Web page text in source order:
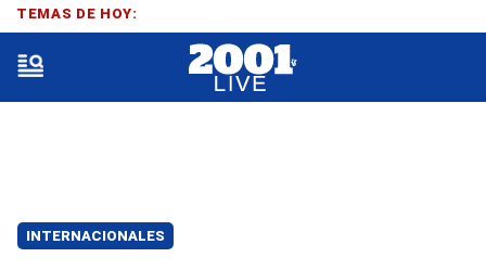
INTERNACIONALES
TEMAS DE HOY: